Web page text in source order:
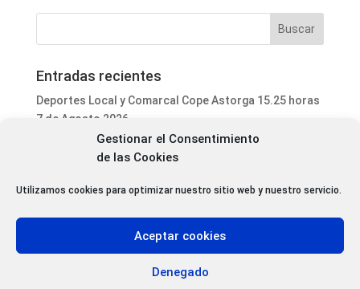
Gestionar el Consentimiento
de las Cookies
Utilizamos cookies para optimizar nuestro sitio web y nuestro servicio.
Aceptar cookies
Denegado
Entradas recientes
Deportes Local y Comarcal Cope Astorga 15.25 horas
7 de Agosto 2026
Informativo Mediodía Cope Astorga 14.20 horas 7 de
Agosto 2026
San Justo de la Vega acoge este fin de semana un
Programa Local Cope Astorga 7 de Agosto 2026
Abiertas las inscripciones para el XXVII Torneo de